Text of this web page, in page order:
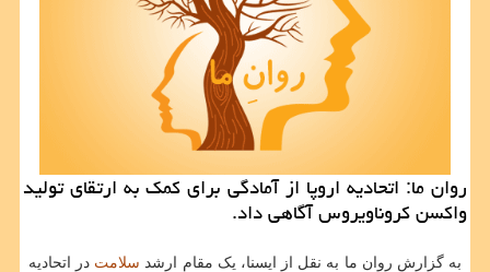
روان ما: اتحادیه اروپا از آمادگی برای کمک به ارتقای تولید
واکسن کروناویروس آگاهی داد.
به گزارش روان ما به نقل از ایسنا، یک مقام ارشد سلامت در اتحادیه